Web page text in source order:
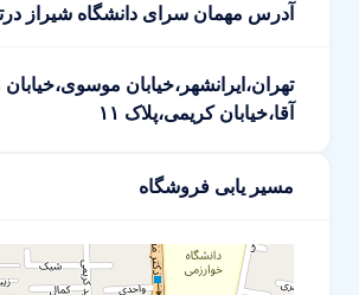
آدرس مهمان سرای دانشگاه شیراز
تهران،ایرانشهر،خیابان
آقا،خیابان کریمی،پلاک ۱۱
مسیر یابی فروشگاه